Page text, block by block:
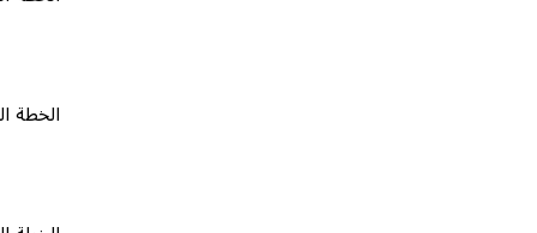
الخطة المجانية